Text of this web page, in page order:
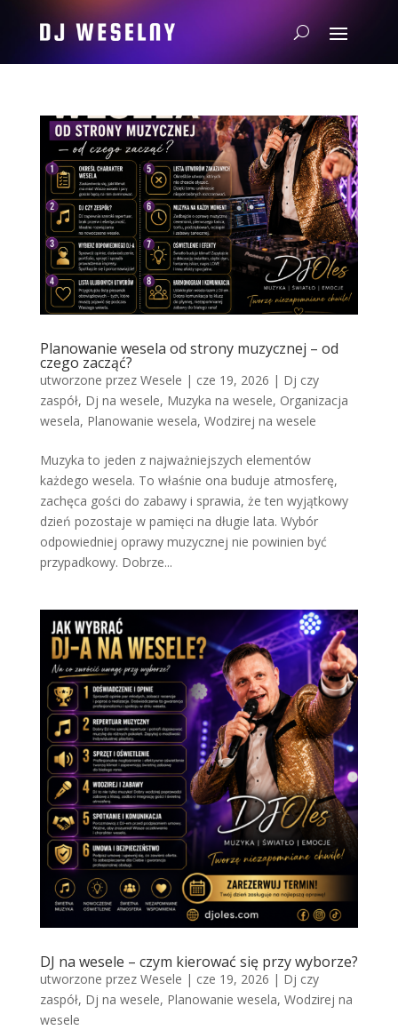
Planowanie wesela od strony muzycznej – od
czego zacząć?
utworzone przez Wesele | cze 19, 2026 | Dj czy
zaspół, Dj na wesele, Muzyka na wesele, Organizacja
wesela, Planowanie wesela, Wodzirej na wesele
Muzyka to jeden z najważniejszych elementów
każdego wesela. To właśnie ona buduje atmosferę,
zachęca gości do zabawy i sprawia, że ten wyjątkowy
dzień pozostaje w pamięci na długie lata. Wybór
odpowiedniej oprawy muzycznej nie powinien być
przypadkowy. Dobrze...
DJ na wesele – czym kierować się przy wyborze?
utworzone przez Wesele | cze 19, 2026 | Dj czy
zaspół, Dj na wesele, Planowanie wesela, Wodzirej na
wesele